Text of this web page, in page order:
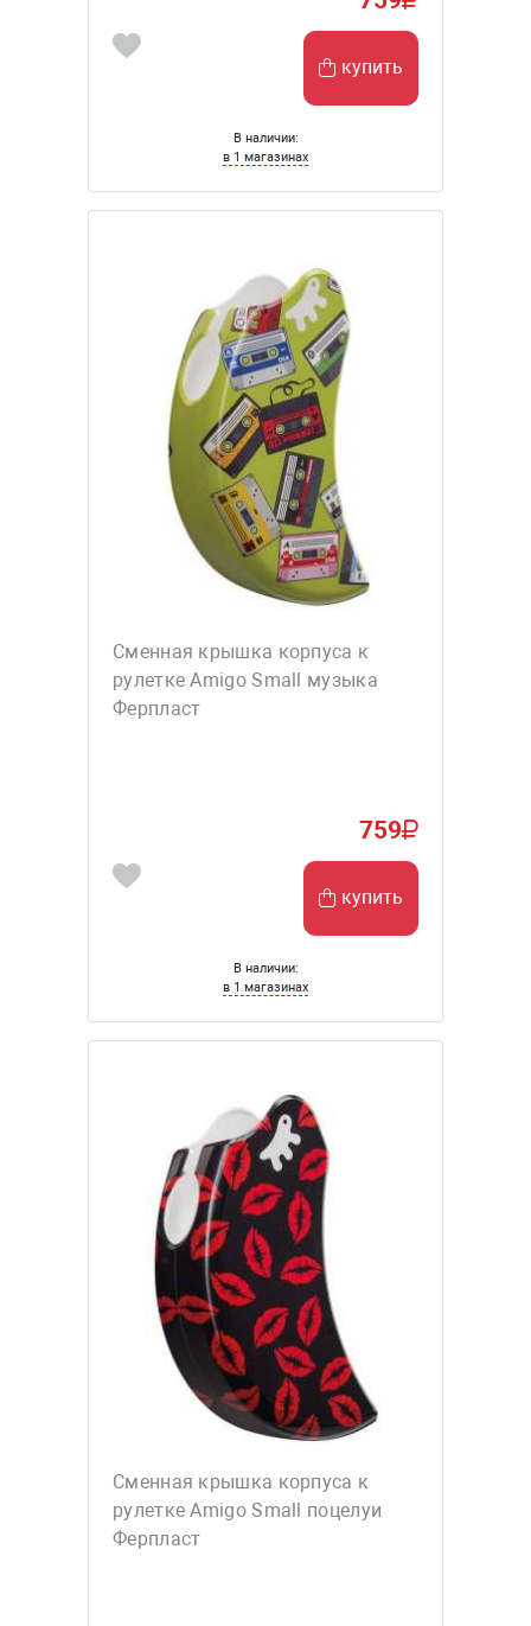
купить
В наличии:
в 1 магазинах
Сменная крышка корпуса к
рулетке Amigo Small музыка
Ферпласт
759
купить
В наличии:
в 1 магазинах
Сменная крышка корпуса к
рулетке Amigo Small поцелуи
Ферпласт